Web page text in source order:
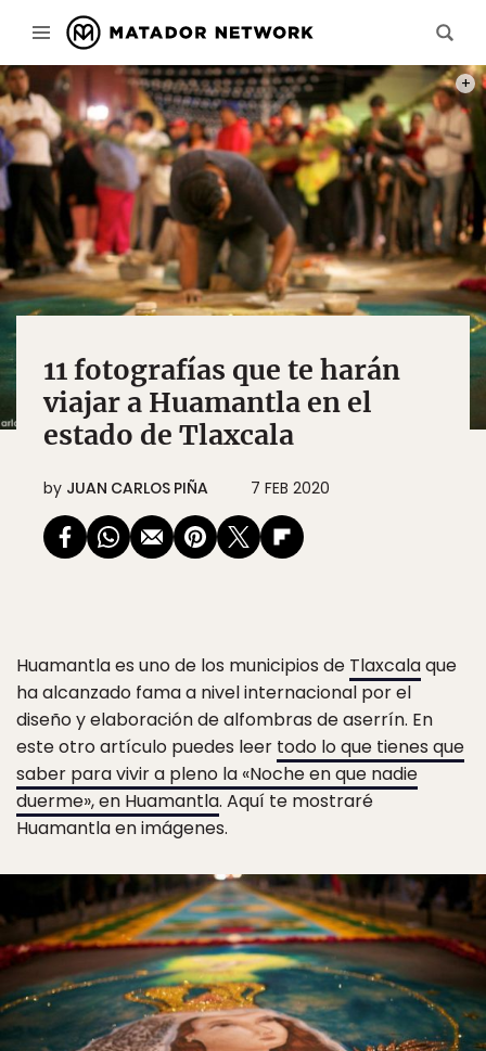
11 fotografías que te harán
viajar a Huamantla en el
estado de Tlaxcala
by JUAN CARLOS PIÑA 7 FEB 2020
Huamantla es uno de los municipios de Tlaxcalaque
ha alcanzado fama a nivel internacional por el
diseño y elaboración de alfombras de aserrín. En
este otro artículo puedes leer todo lo que tienes que
saber para vivir a pleno la «Noche en que nadie
duerme», en Huamantla. Aquí te mostraré
Huamantla en imágenes.